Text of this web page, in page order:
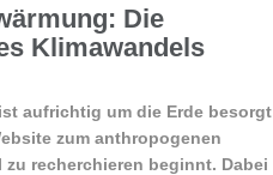
Die
Klimawandels
aufrichtig um die Erde
zum anthropogenen
zu recherchieren beginnt. Dabei